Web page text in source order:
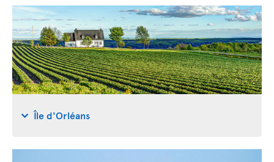
Île d'Orléans